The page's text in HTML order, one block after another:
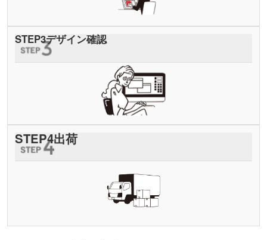
STEP3デザイン確認
STEP4出荷